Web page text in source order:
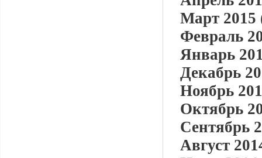
Март 2015
Февраль
Январь
Декабрь
Ноябрь
Октябрь
Сентябрь
Август